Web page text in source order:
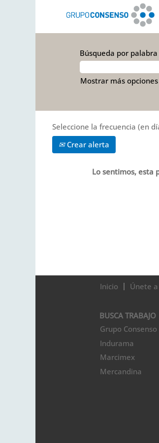
Búsqueda por palabra
Mostrar más opciones
Seleccione la frecuencia (en
Crear alerta
Lo sentimos, esta
Inicio Únete
BUSCA TRABAJO
Grupo Consenso
Indurama
Marcimex
Mercandina